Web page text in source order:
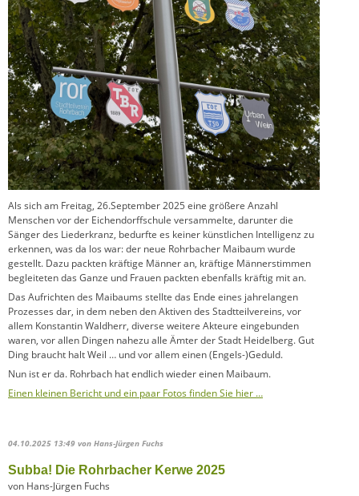
Als sich am Freitag, 26.September 2025 eine größere Anzahl
Menschen vor der Eichendorffschule versammelte, darunter die
Sänger des Liederkranz, bedurfte es keiner künstlichen Intelligenz zu
erkennen, was da los war: der neue Rohrbacher Maibaum wurde
gestellt. Dazu packten kräftige Männer an, kräftige Männerstimmen
begleiteten das Ganze und Frauen packten ebenfalls kräftig mit an.
Das Aufrichten des Maibaums stellte das Ende eines jahrelangen
Prozesses dar, in dem neben den Aktiven des Stadtteilvereins, vor
allem Konstantin Waldherr, diverse weitere Akteure eingebunden
waren, vor allen Dingen nahezu alle Ämter der Stadt Heidelberg. Gut
Ding braucht halt Weil … und vor allem einen (Engels-)Geduld.
Nun ist er da. Rohrbach hat endlich wieder einen Maibaum.
Einen kleinen Bericht und ein paar Fotos finden Sie hier …
04.10.2025 13:49 von Hans-Jürgen Fuchs
Subba! Die Rohrbacher Kerwe 2025
von Hans-Jürgen Fuchs